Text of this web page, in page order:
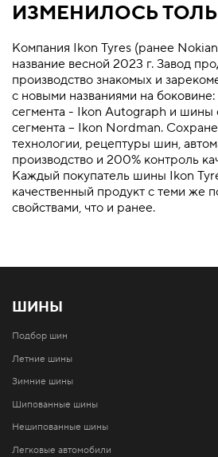
ИЗМЕНИЛОСЬ
Компания Ikon Tyres (ранее
название весной 2023 г. Завод
производство знакомых и
с новыми названиями на
сегмента - Ikon Autograph и шины
сегмента – Ikon Nordman.
технологии, рецептуры шин,
производство и 200% контроль
Каждый покупатель шины Ikon
качественный продукт с теми же
свойствами, что и ранее.
ШИНЫ
Подбор шин
Летние шины
Зимние шины
Шипованные шины
Нешипованные шины
Легковые автомобили